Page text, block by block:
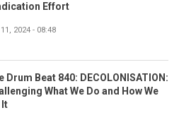
Effort
2024 - 08:48
Drum Beat 840: DECOLONISATION:
What We Do and How We
It